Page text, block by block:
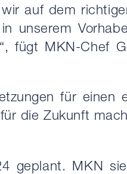
auf dem
unserem
fügt MKN-Chef
für einen
die Zukunft
geplant. MKN